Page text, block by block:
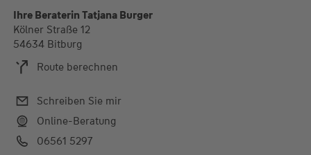
Ihre Beraterin Tatjana Burger
Kölner Straße 12
54634 Bitburg
Route berechnen
Schreiben Sie mir
Online-Beratung
06561 5297